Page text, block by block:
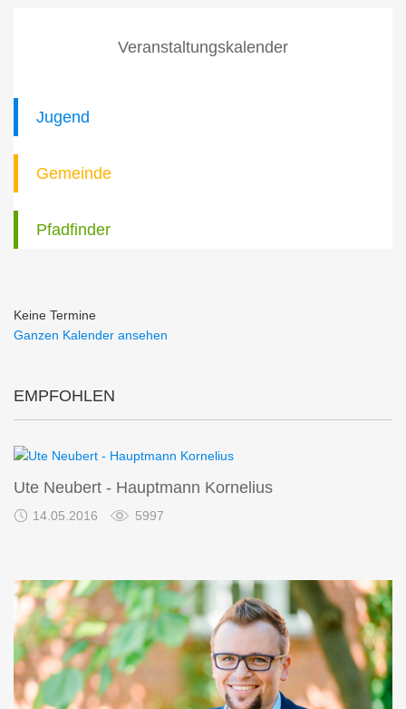
Veranstaltungskalender
Jugend
Gemeinde
Pfadfinder
Keine Termine
Ganzen Kalender ansehen
EMPFOHLEN
Ute Neubert - Hauptmann Kornelius
14.05.2016 5997